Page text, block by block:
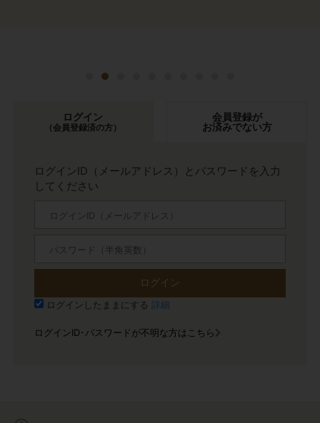
ログイン
（会員登録済の方）
会員登録が
お済みでない方
ログインID（メールアドレス）とパスワードを入力
してください
ログイン
ログインしたままにする 詳細
ログインID･パスワードが不明な方はこちら